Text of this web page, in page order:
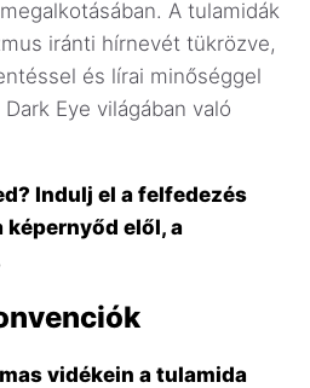
A tulamidák
iránti hírnevét tükrözve,
és lírai minőséggel
Eye világában való
Indulj el a felfedezés
képernyőd elől, a
vidékein a tulamida